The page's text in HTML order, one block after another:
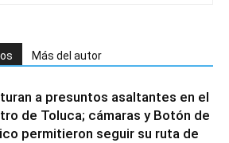
Más del autor
a presuntos asaltantes en el
de Toluca; cámaras y Botón de
permitieron seguir su ruta de